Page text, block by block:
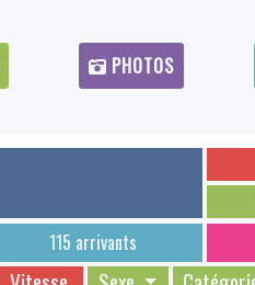
PHOTOS
115 arrivants